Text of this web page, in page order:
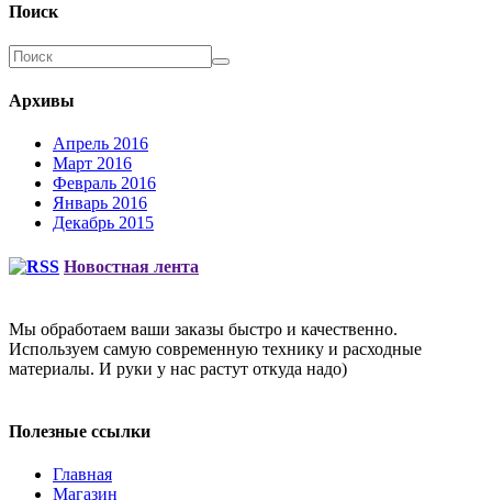
Поиск
Архивы
Апрель 2016
Март 2016
Февраль 2016
Январь 2016
Декабрь 2015
Новостная лента
Мы обработаем ваши заказы быстро и качественно.
Используем самую современную технику и расходные
материалы. И руки у нас растут откуда надо)
Полезные ссылки
Главная
Магазин